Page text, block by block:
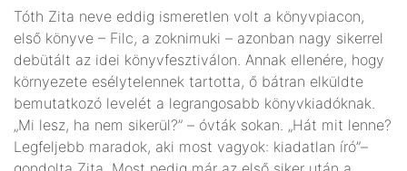
Tóth Zita neve eddig ismeretlen volt a könyvpiacon,
első könyve – Filc, a zoknimuki – azonban nagy sikerrel
debütált az idei könyvfesztiválon. Annak ellenére, hogy
környezete esélytelennek tartotta, ő bátran elküldte
bemutatkozó levelét a legrangosabb könyvkiadóknak.
„Mi lesz, ha nem sikerül?” – óvták sokan. „Hát mit lenne?
Legfeljebb maradok, aki most vagyok: kiadatlan író”–